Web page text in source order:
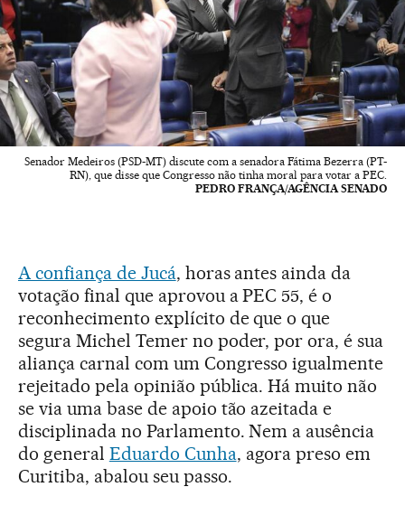
Senador Medeiros (PSD-MT) discute com a senadora Fátima Bezerra (PT-
RN), que disse que Congresso não tinha moral para votar a PEC.
PEDRO FRANÇA/AGÊNCIA SENADO
A confiança de Jucá, horas antes ainda da
votação final que aprovou a PEC 55, é o
reconhecimento explícito de que o que
segura Michel Temer no poder, por ora, é sua
aliança carnal com um Congresso igualmente
rejeitado pela opinião pública. Há muito não
se via uma base de apoio tão azeitada e
disciplinada no Parlamento. Nem a ausência
do general Eduardo Cunha, agora preso em
Curitiba, abalou seu passo.